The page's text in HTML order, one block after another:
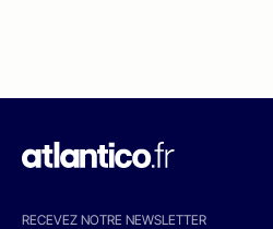
RECEVEZ NOTRE NEWSLETTER